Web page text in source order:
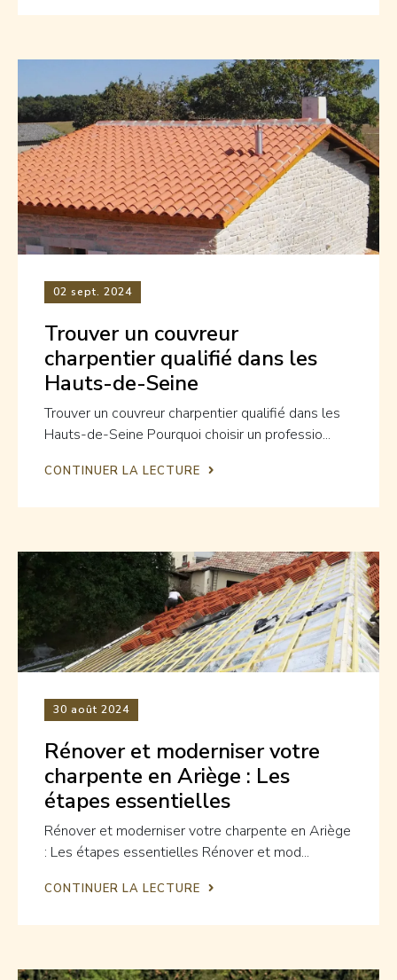
02 sept. 2024
Trouver un couvreur
charpentier qualifié dans les
Hauts-de-Seine
Trouver un couvreur charpentier qualifié dans les
Hauts-de-Seine Pourquoi choisir un professio...
CONTINUER LA LECTURE
30 août 2024
Rénover et moderniser votre
charpente en Ariège : Les
étapes essentielles
Rénover et moderniser votre charpente en Ariège
: Les étapes essentielles Rénover et mod...
CONTINUER LA LECTURE